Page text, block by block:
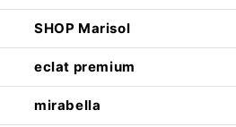
SHOP Marisol
eclat premium
mirabella